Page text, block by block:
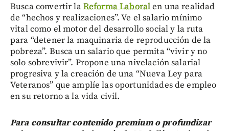
Busca convertir laReforma Laboralen una realidad
de “hechos y realizaciones”. Ve el salario mínimo
vital como el motor del desarrollo social y la ruta
para “detener la maquinaria de reproducción de la
pobreza”. Busca un salario que permita “vivir y no
solo sobrevivir”. Propone una nivelación salarial
progresiva y la creación de una “Nueva Ley para
Veteranos” que amplíe las oportunidades de empleo
en su retorno a la vida civil.
Para consultar contenido premium o profundizar